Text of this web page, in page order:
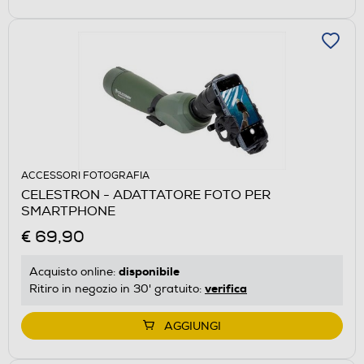
ACCESSORI FOTOGRAFIA
CELESTRON - ADATTATORE FOTO PER
SMARTPHONE
€ 69,90
Acquisto online: disponibile
Ritiro in negozio in 30' gratuito: verifica
AGGIUNGI